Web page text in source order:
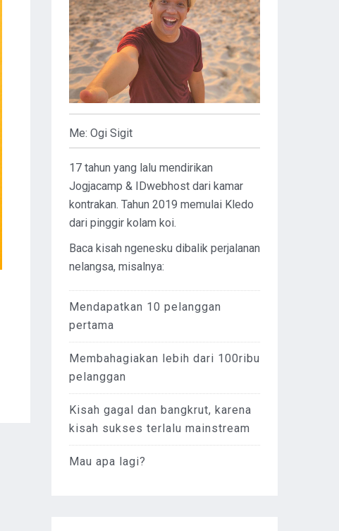
Me: Ogi Sigit
17 tahun yang lalu mendirikan
Jogjacamp & IDwebhost dari kamar
kontrakan. Tahun 2019 memulai Kledo
dari pinggir kolam koi.
Baca kisah ngenesku dibalik perjalanan
nelangsa, misalnya:
Mendapatkan 10 pelanggan
pertama
Membahagiakan lebih dari 100ribu
pelanggan
Kisah gagal dan bangkrut, karena
kisah sukses terlalu mainstream
Mau apa lagi?